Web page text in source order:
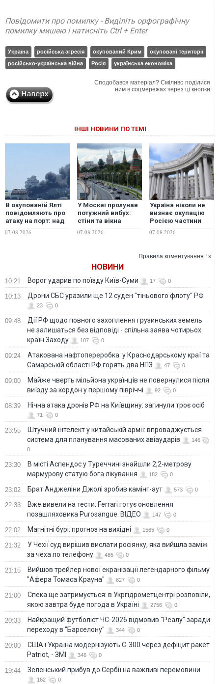
Повідомити про помилку - Виділіть орфографічну
помилку мишею і натисніть Ctrl + Enter
Україна російська агресія окупований Крим
окуповані території
російсько-українська війна
Росія українська економіка
Сподобався матеріал? Сміливо поділися
ним в соцмережах через ці кнопки
ІНШІ НОВИНИ ПО ТЕМІ
В окупованій Ялті
повідомляють про
атаку на порт: над
чорного диму.
07.08.2026
У Москві пролунав
потужний вибух:
стіни та вікна
місту
07.08.2026
Україна ніколи не
визнає окупацію
Росією частини
07.08.2026
Правила коментування ! »
НОВИНИ
10:21 Ворог ударив по поїзду Київ-Суми 17 0
10:13 Дрони СБС уразили ще 12 суден "тіньового флоту" РФ
23 0
09:48
Дії РФ щодо повного захоплення грузинських земель
не залишаться без відповіді - спільна заява чотирьох
країн Заходу
107 0
09:24
Атакована нафтопереробка: у Краснодарському краї та
Самарській області РФ горять два НПЗ
47 0
09:00
Майже чверть мільйона українців не повернулися після
виїзду за кордон у першому півріччі
92 0
08:39 Нічна атака дронів РФ на Київщину: загинули троє осіб
71 0
23:55
Штучний інтелект у китайській армії: впроваджується
система для планування масованих авіаударів
146
0
23:30
В місті Аспендос у Туреччині знайшли 2,2-метрову
мармурову статую бога лікування
182 0
23:02 Брат Анджеліни Джолі зробив камінг-аут 573 0
22:33
Вже вивели на тести: Ferrari готує оновлення
позашляховика Purosangue. ВІДЕО
147 0
22:02 Магнітні бурі: прогноз на вихідні 1565 0
21:32
У Чехії суд вирішив вислати росіянку, яка вийшла заміж
за чеха по телефону
485 0
21:15
Вийшов трейлер нової екранізації легендарного фільму
"Афера Томаса Крауна"
827 0
21:00
Спека ще затримується: в Укргідрометцентрі розповіли,
якою завтра буде погода в Україні
2756 0
20:33
Найкращий футболіст ЧС-2026 відмовив "Реалу" заради
переходу в "Барселону"
344 0
20:00
США і Україна модернізують С-300 через дефіцит ракет
Patriot, - ЗМІ
346 0
19:44 Зеленський прибув до Сербії на важливі перемовини
162 0